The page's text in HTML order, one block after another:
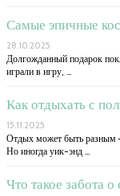
Самые эпичные
28.10.2025
Долгожданный подарок
играли в игру, …
Как отдыхать с
15.11.2025
Отдых может быть разным —
Но иногда уик-энд …
Что такое забота о